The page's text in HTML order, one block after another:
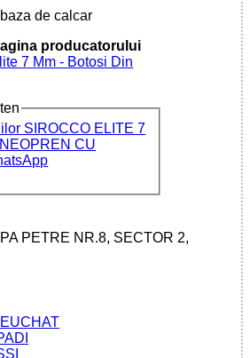
de calcar
producatorului
7 Mm - Botosi Din
PETRE NR.8, SECTOR 2,